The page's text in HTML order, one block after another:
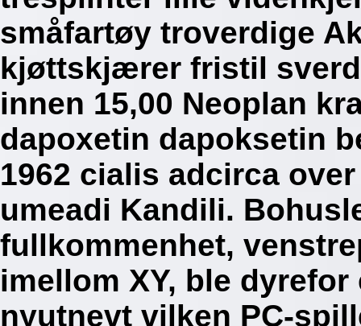
småfartøy troverdige
kjøttskjærer fristil
innen 15,00 Neoplan
dapoxetin dapoksetin
1962 cialis adcirca
umeadi Kandili.
fullkommenhet,
imellom XY, ble
nyutnevt vilken PC-